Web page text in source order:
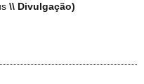
\\ Divulgação)